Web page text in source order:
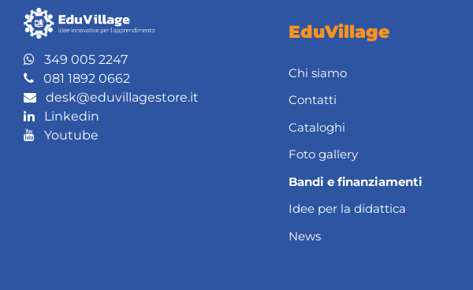
349 005 2247
081 1892 0662
desk@eduvillagestore.it
Linkedin
Youtube
EduVillage
Chi siamo
Contatti
Cataloghi
Foto gallery
Bandi e finanziamenti
Idee per la didattica
News